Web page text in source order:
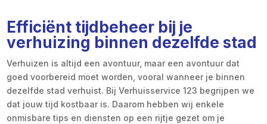
Efficiënt tijdbeheer bij je
verhuizing binnen dezelfde stad
Verhuizen is altijd een avontuur, maar een avontuur dat
goed voorbereid moet worden, vooral wanneer je binnen
dezelfde stad verhuist. Bij Verhuisservice 123 begrijpen we
dat jouw tijd kostbaar is. Daarom hebben wij enkele
onmisbare tips en diensten op een rijtje gezet om je